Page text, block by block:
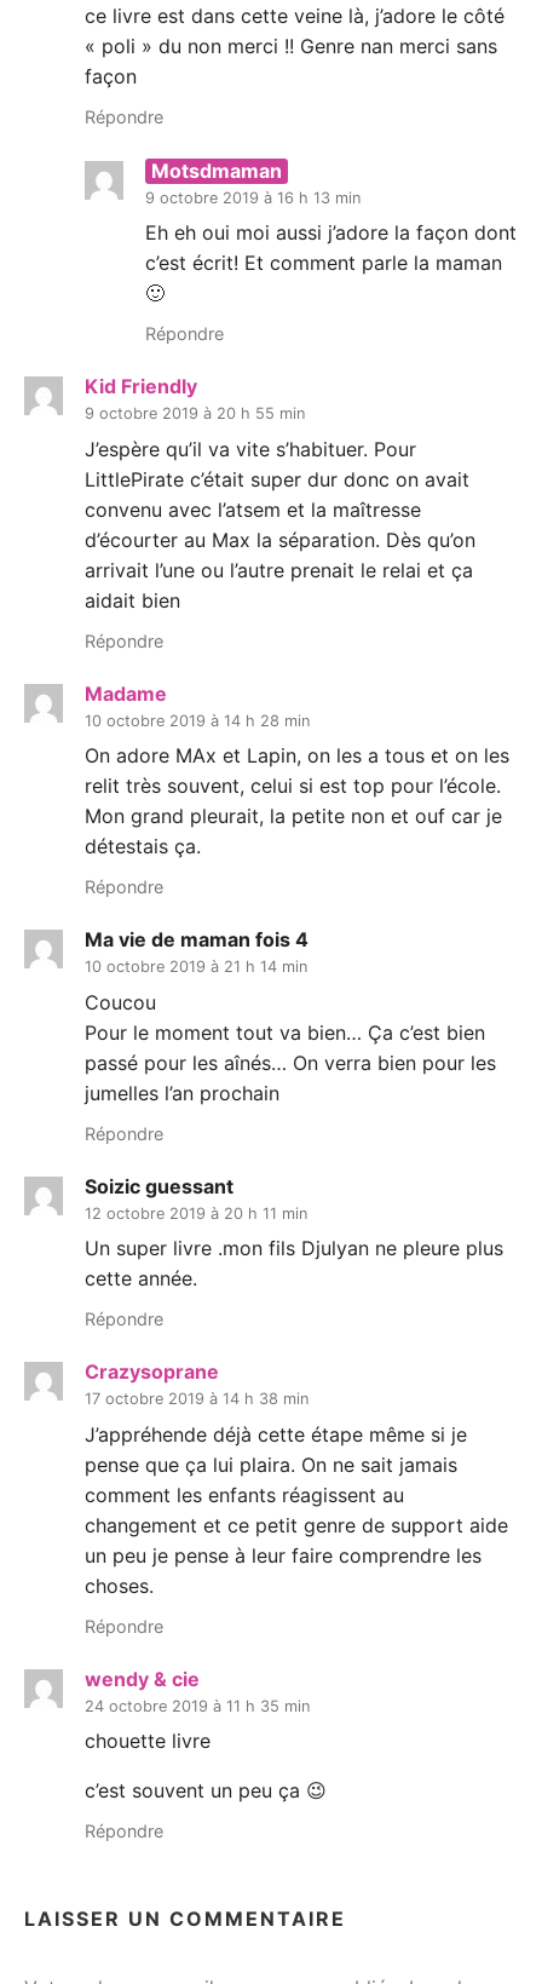
ce livre est dans cette veine là, j’adore le côté
« poli » du non merci !! Genre nan merci sans
façon
Répondre
Motsdmaman
9 octobre 2019 à 16 h 13 min
Eh eh oui moi aussi j’adore la façon dont
c’est écrit! Et comment parle la maman
🙂
Répondre
Kid Friendly
9 octobre 2019 à 20 h 55 min
J’espère qu’il va vite s’habituer. Pour
LittlePirate c’était super dur donc on avait
convenu avec l’atsem et la maîtresse
d’écourter au Max la séparation. Dès qu’on
arrivait l’une ou l’autre prenait le relai et ça
aidait bien
Répondre
Madame
10 octobre 2019 à 14 h 28 min
On adore MAx et Lapin, on les a tous et on les
relit très souvent, celui si est top pour l’école.
Mon grand pleurait, la petite non et ouf car je
détestais ça.
Répondre
Ma vie de maman fois 4
10 octobre 2019 à 21 h 14 min
Coucou
Pour le moment tout va bien… Ça c’est bien
passé pour les aînés… On verra bien pour les
jumelles l’an prochain
Répondre
Soizic guessant
12 octobre 2019 à 20 h 11 min
Un super livre .mon fils Djulyan ne pleure plus
cette année.
Répondre
Crazysoprane
17 octobre 2019 à 14 h 38 min
J’appréhende déjà cette étape même si je
pense que ça lui plaira. On ne sait jamais
comment les enfants réagissent au
changement et ce petit genre de support aide
un peu je pense à leur faire comprendre les
choses.
Répondre
wendy & cie
24 octobre 2019 à 11 h 35 min
chouette livre
c’est souvent un peu ça 😉
Répondre
LAISSER UN COMMENTAIRE